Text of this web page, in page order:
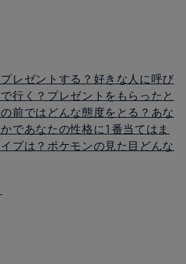
レゼントする？ 好きな人に呼び
行く？ プレゼントをもらったと
前ではどんな態度をとる？ あな
であなたの性格に1番当てはま
プは？ ポケモンの見た目どんな